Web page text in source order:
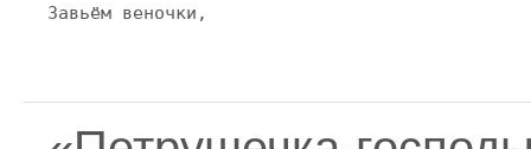
Завьём веночки,